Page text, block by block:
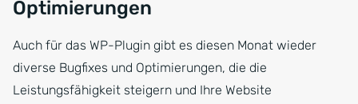
Optimierungen
Auch für das WP-Plugin gibt es diesen Monat wieder
diverse Bugfixes und Optimierungen, die die
Leistungsfähigkeit steigern und Ihre Website